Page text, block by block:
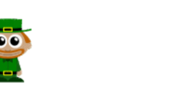
16 актеров из культовой